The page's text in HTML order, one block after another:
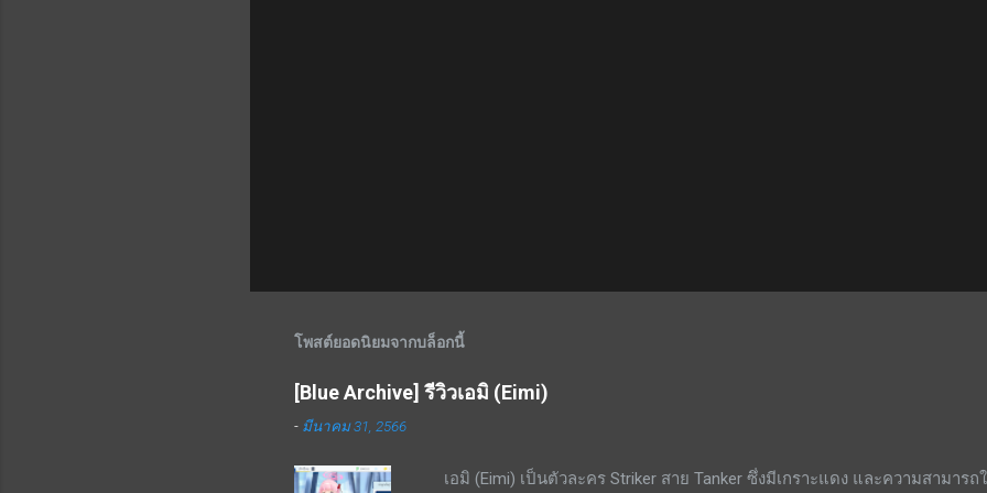
โพสต์ยอดนิยมจากบล็อกนี้
[Blue Archive] รีวิวเอมิ (Eimi)
- มีนาคม 31, 2566
เอมิ (Eimi) เป็นตัวละคร Striker สาย Tanker ซึ่งมีเกราะแดง และความสามารถ